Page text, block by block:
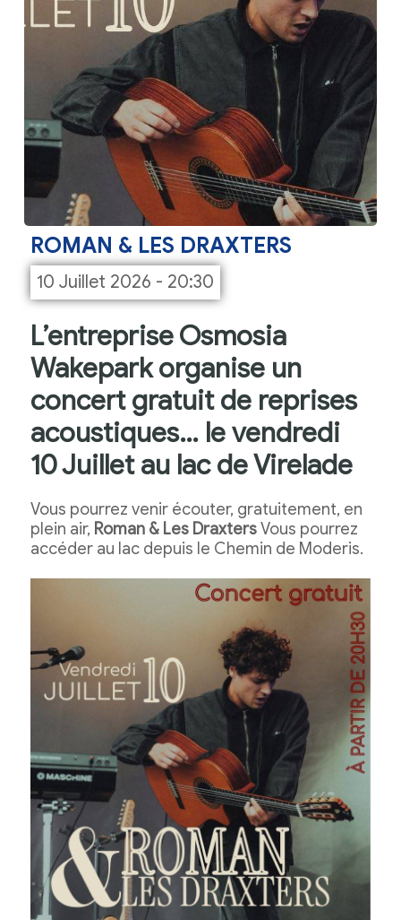
ROMAN & LES DRAXTERS
10 Juillet 2026 - 20:30
L’entreprise Osmosia
Wakepark organise un
concert gratuit de reprises
acoustiques… le vendredi
10 Juillet au lac de Virelade
Vous pourrez venir écouter, gratuitement, en
plein air, Roman & Les DraxtersVous pourrez
accéder au lac depuis le Chemin de Moderis.